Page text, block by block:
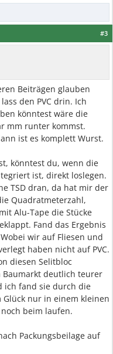
#3
Beiträgen glauben
den PVC drin. Ich
könntest wäre die
mm runter kommst.
ist es komplett Wurst.
könntest du, wenn die
ist, direkt loslegen.
TSD dran, da hat mir der
Quadratmeterzahl,
Alu-Tape die Stücke
Fand das Ergebnis
wir auf Fliesen und
haben nicht auf PVC.
diesen Selitbloc
deutlich teurer
ich fand sie durch die
nur in einem kleinen
beim laufen.
Packungsbeilage auf